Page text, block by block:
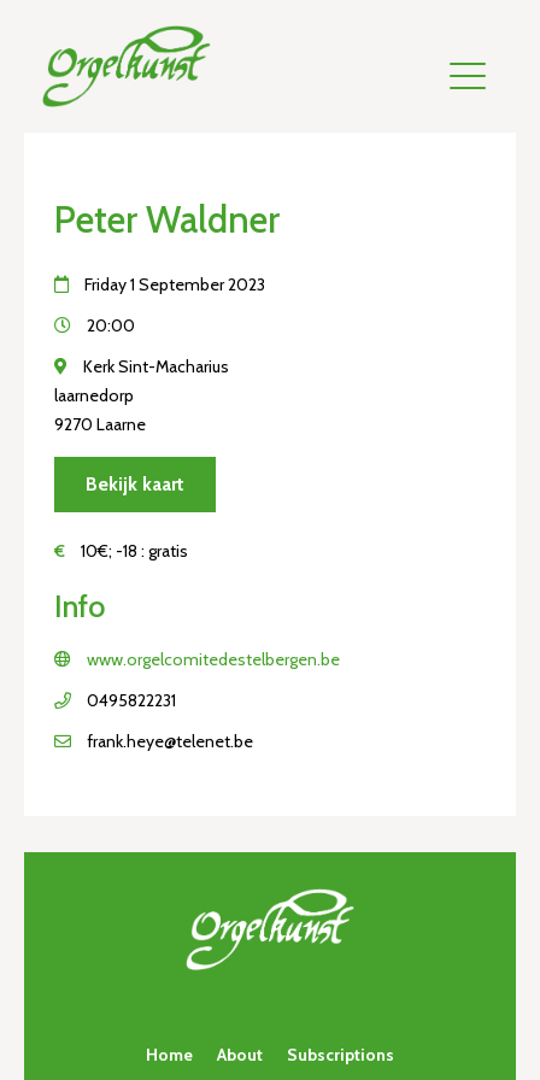
Peter Waldner
Friday 1 September 2023
20:00
Kerk Sint-Macharius
laarnedorp
9270 Laarne
Bekijk kaart
€ 10€; -18 : gratis
Info
www.orgelcomitedestelbergen.be
0495822231
frank.heye@telenet.be
Home About Subscriptions